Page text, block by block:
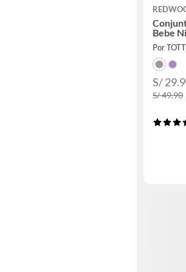
Bebe
Por
S/
S/ 49.90